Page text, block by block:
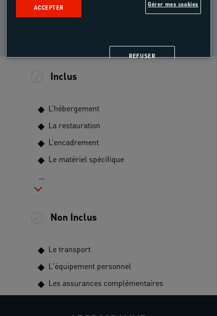
NIVEAU DE PRATIQUE
Inclus
L’hébergement
La restauration
L’encadrement
Le matériel spécifique
...
Non Inclus
Le transport
L'équipement personnel
Les assurances complémentaires
Gérer mes cookies
REFUSER
ACCEPTER